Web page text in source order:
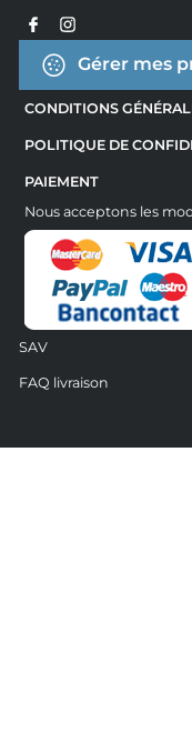
Gérer mes
CONDITIONS
POLITIQUE DE
PAIEMENT
Nous acceptons les
SAV
FAQ livraison